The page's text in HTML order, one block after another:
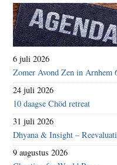
6 juli 2026
Zomer Avond Zen in Arnhem
24 juli 2026
10 daagse Chöd retreat
31 juli 2026
Dhyana & Insight –
9 augustus 2026